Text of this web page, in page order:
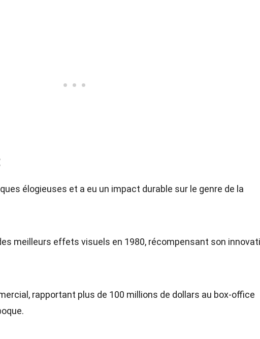
élogieuses et a eu un impact durable sur le genre de la
meilleurs effets visuels en 1980, récompensant son
rapportant plus de 100 millions de dollars au box-office